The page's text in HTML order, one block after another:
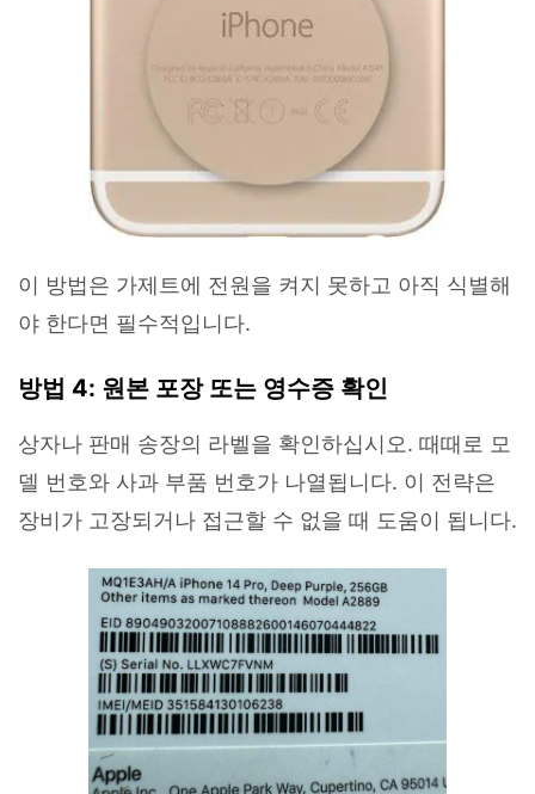
이 방법은 가제트에 전원을 켜지 못하고 아직 식별해
야 한다면 필수적입니다.
방법 4: 원본 포장 또는 영수증 확인
상자나 판매 송장의 라벨을 확인하십시오. 때때로 모
델 번호와 사과 부품 번호가 나열됩니다. 이 전략은
장비가 고장되거나 접근할 수 없을 때 도움이 됩니다.
닥터폰으로 휴대폰 안전 관리하기
50M+ 사용자, 17년 이상 신뢰
휴대폰 잠금 해제,데이터 복구,전송 및 보안 가능
전문가 추천된 사진 및 동영상 복구,카톡 백업 프로
받기 무료 체험